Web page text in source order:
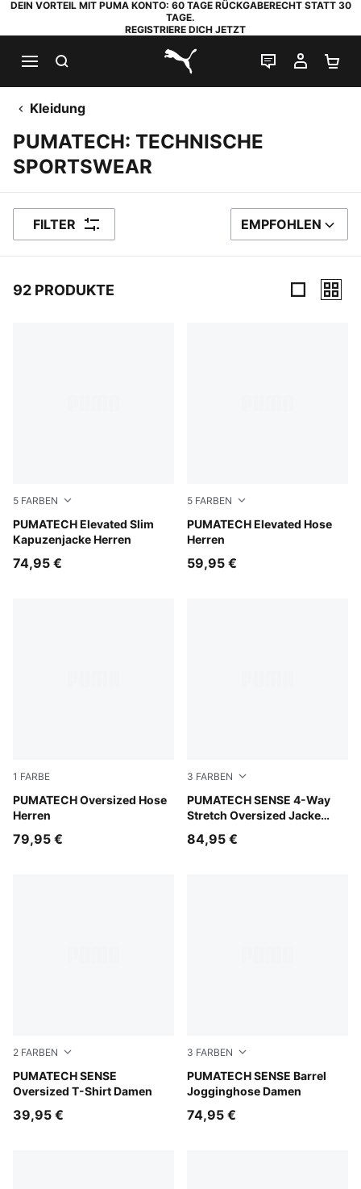
DEIN VORTEIL MIT PUMA KONTO: 60 TAGE RÜCKGABERECHT STATT 30
TAGE.
REGISTRIERE DICH JETZT
PUMA.com
LIVE-CHAT
MEIN
Kleidung
PUMATECH: TECHNISCHE
SPORTSWEAR
FILTER SORTIEREN NACH
EMPFOHLEN
92 PRODUKTE
5 FARBEN
PUMATECH Elevated Slim
Kapuzenjacke Herren
Puma Black
74,95 €
5 FARBEN
PUMATECH Elevated Hose
Herren
Puma Black
59,95 €
1 FARBE
PUMATECH Oversized Hose
Herren
Moody Gray
79,95 €
3 FARBEN
PUMATECH SENSE 4-Way
Stretch Oversized Jacke
Inky Depths
84,95 €
2 FARBEN
PUMATECH SENSE
Oversized T-Shirt Damen
Puma White
39,95 €
3 FARBEN
PUMATECH SENSE Barrel
Jogginghose Damen
Inky Depths
74,95 €